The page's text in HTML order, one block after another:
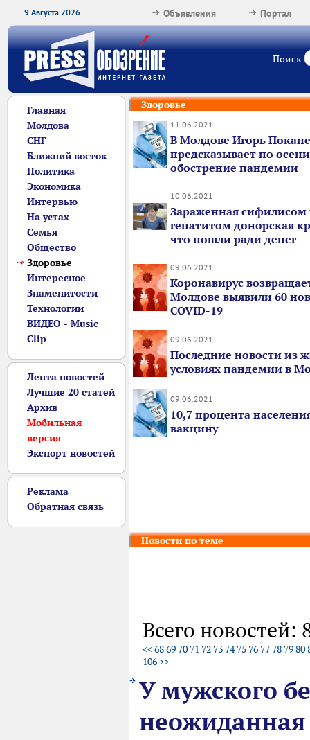
9 Августа 2026 Портал
Объявления
Поиск
Главная
Молдова
СНГ
Ближний восток
Политика
Экономика
Интервью
На устах
Семья
Общество
Здоровье
Интересное
Знаменитости
Технологии
ВИДЕО - Music
Clip
Лента новостей
Лучшие 20 статей
Архив
Мобильная
версия
Экспорт новостей
Реклама
Обратная связь
Здоровье
11.06.2021
В Молдове Игорь
предсказывает по осени
обострение пандемии
10.06.2021
Зараженная сифилисом
гепатитом донорская
что пошли ради денег
09.06.2021
Коронавирус
Молдове выявили 60
COVID-19
09.06.2021
Последние новости из
условиях пандемии в
09.06.2021
10,7 процента
вакцину
Новости по теме
Всего новостей:
<<6869 70 71 72 73 74 75 76 77 78 7980
106 >>
У мужского